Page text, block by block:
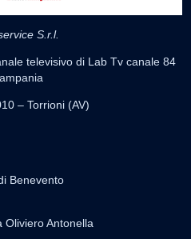
S.r.l.
televisivo di Lab Tv canale 84
– Torrioni (AV)
Benevento
Oliviero Antonella